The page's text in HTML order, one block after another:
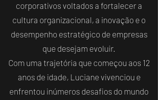
corporativos voltados a fortalecer a
cultura organizacional, a inovação e o
desempenho estratégico de empresas
que desejam evoluir.
Com uma trajetória que começou aos 12
anos de idade, Luciane vivenciou e
enfrentou inúmeros desafios do mundo